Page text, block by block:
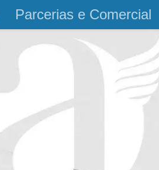
Parcerias e Comercial